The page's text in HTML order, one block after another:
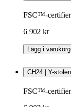
FSC™-
6 902 kr
Lägg i
CH24 | Y-stolen
FSC™-